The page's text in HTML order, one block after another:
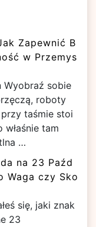
Zapewnić B
w Przemys
Wyobraź sobie
roboty
taśmie stoi
tam
…
na 23 Paźd
Waga czy Sko
się, jaki znak
23